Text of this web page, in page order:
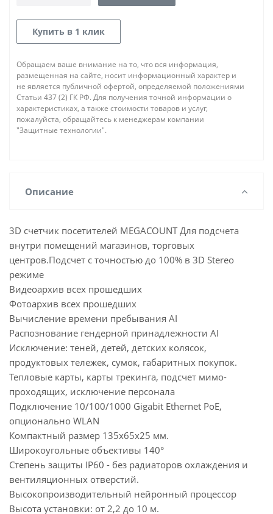
Купить в 1 клик
Обращаем ваше внимание на то, что вся информация,
размещенная на сайте, носит информационный характер и
не является публичной офертой, определяемой положениями
Статьи 437 (2) ГК РФ. Для получения точной информации о
характеристиках, а также стоимости товаров и услуг,
пожалуйста, обращайтесь к менеджерам компании
"Защитные технологии".
Описание
3D счетчик посетителей MEGACOUNT Для подсчета
внутри помещений магазинов, торговых
центров.Подсчет с точностью до 100% в 3D Stereo
режиме
Видеоархив всех прошедших
Фотоархив всех прошедших
Вычисление времени пребывания AI
Распознование гендерной принадлежности AI
Исключение: теней, детей, детских коляcок,
продуктовых тележек, сумок, габаритных покупок.
Тепловые карты, карты трекинга, подсчет мимо-
проходящих, исключение персонала
Подключение 10/100/1000 Gigabit Ethernet PoE,
опционально WLAN
Компактный размер 135х65х25 мм.
Широкоугольные объективы 140°
Степень защиты IP60 - без радиаторов охлаждения и
вентиляционных отверстий.
Высокопроизводительный нейронный процессор
Высота установки: от 2,2 до 10 м.